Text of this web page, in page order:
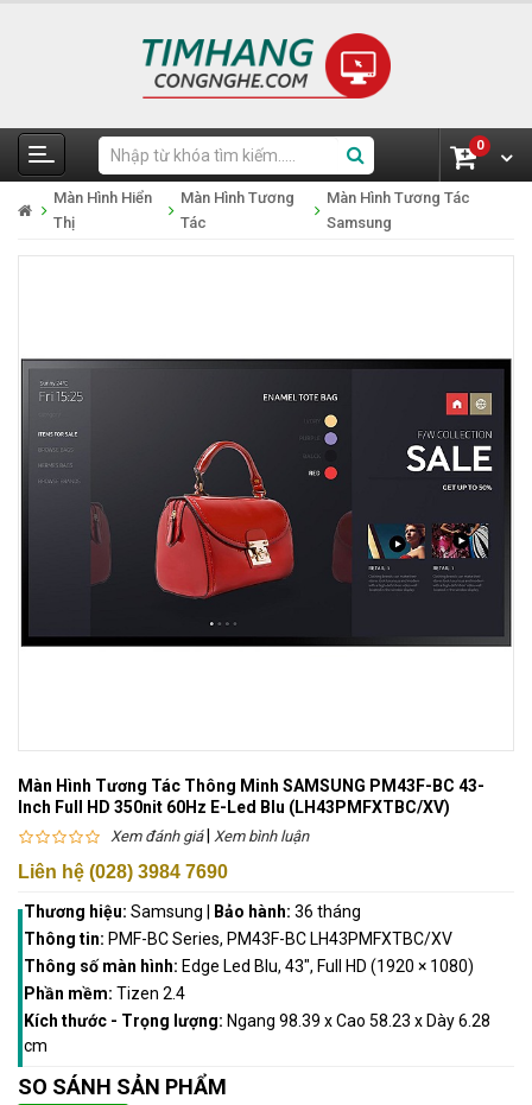
0
Màn Hình Hiển
Thị
Màn Hình Tương
Tác
Màn Hình Tương Tác
Samsung
Màn Hình Tương Tác Thông Minh SAMSUNG PM43F-BC 43-
Inch Full HD 350nit 60Hz E-Led Blu (LH43PMFXTBC/XV)
Xem đánh giá| Xem bình luận
Liên hệ (028) 3984 7690
Thương hiệu: Samsung Bảo hành: 36 tháng
Thông tin: PMF-BC Series, PM43F-BC LH43PMFXTBC/XV
Thông số màn hình: Edge Led Blu, 43", Full HD (1920 × 1080)
Phần mềm: Tizen 2.4
Kích thước - Trọng lượng: Ngang 98.39 x Cao 58.23 x Dày 6.28
cm
SO SÁNH SẢN PHẨM